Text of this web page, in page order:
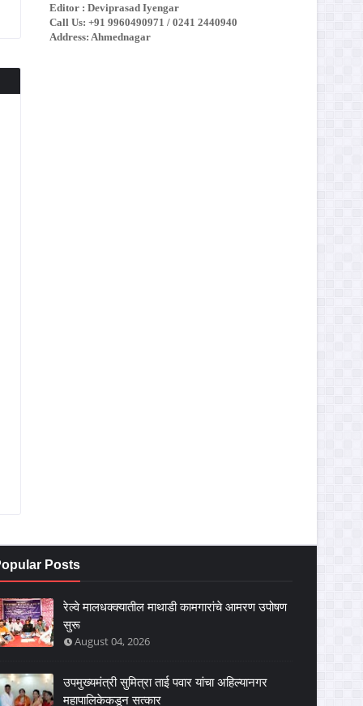
Editor : Deviprasad Iyengar
Call Us: +91 9960490971 / 0241 2440940
Address: Ahmednagar
Posts
रेल्वे मालधक्क्यातील माथाडी कामगारांचे आमरण उपोषण
सुरू
August 04, 2026
उपमुख्यमंत्री सुमित्रा ताई पवार यांचा अहिल्यानगर
महापालिकेकडून सत्कार